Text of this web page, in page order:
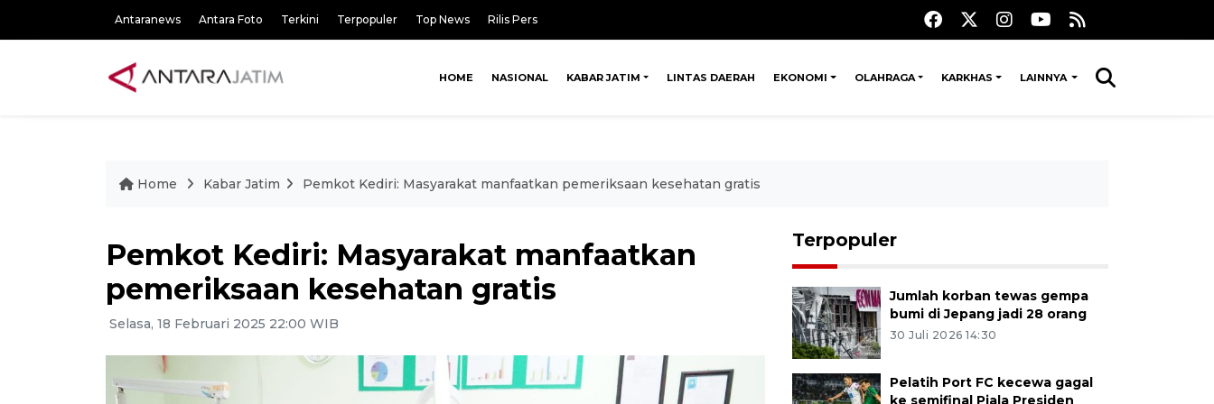
Antaranews Antara Foto Terkini Terpopuler Top News Rilis Pers
HOME NASIONAL KABAR JATIM LINTAS DAERAH EKONOMI OLAHRAGA KARKHAS LAINNYA
Home Kabar Jatim Pemkot Kediri: Masyarakat manfaatkan pemeriksaan kesehatan gratis
Pemkot Kediri: Masyarakat manfaatkan
pemeriksaan kesehatan gratis
Selasa, 18 Februari 2025 22:00 WIB
Terpopuler
Jumlah korban tewas gempa
bumi di Jepang jadi 28 orang
30 Juli 2026 14:30
Pelatih Port FC kecewa gagal
ke semifinal Piala Presiden